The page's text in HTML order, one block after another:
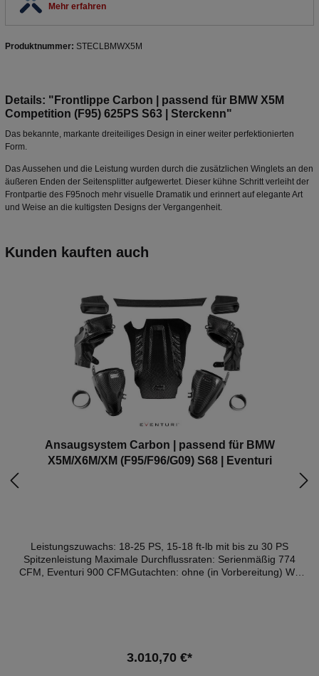
Mehr erfahren
Produktnummer: STECLBMWX5M
Details: "Frontlippe Carbon | passend für BMW X5M
Competition (F95) 625PS S63 | Sterckenn"
Das bekannte, markante dreiteiliges Design in einer weiter perfektionierten
Form.
Das Aussehen und die Leistung wurden durch die zusätzlichen Winglets an den
äußeren Enden der Seitensplitter aufgewertet. Dieser kühne Schritt verleiht der
Frontpartie des F95noch mehr visuelle Dramatik und erinnert auf elegante Art
und Weise an die kultigsten Designs der Vergangenheit.
Kunden kauften auch
Ansaugsystem Carbon | passend für BMW
X5M/X6M/XM (F95/F96/G09) S68 | Eventuri
Leistungszuwachs: 18-25 PS, 15-18 ft-lb mit bis zu 30 PS
Spitzenleistung Maximale Durchflussraten: Serienmäßig 774
CFM, Eventuri 900 CFMGutachten: ohne (in Vorbereitung) Wir
Durchflussrate zu erhöhen und die Einlasstemperaturen niedrig
3.010,70 €*